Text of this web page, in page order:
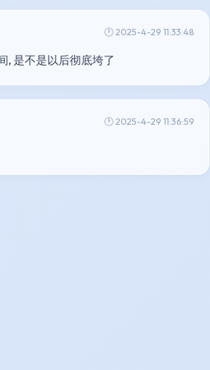
🕐 2025-4-29 11:33:48
, 是不是以后彻底垮了
🕐 2025-4-29 11:36:59